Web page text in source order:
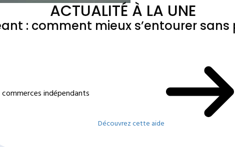
ACTUALITÉ À LA UNE
: comment mieux s’entourer
indépendants
Découvrez cette aide